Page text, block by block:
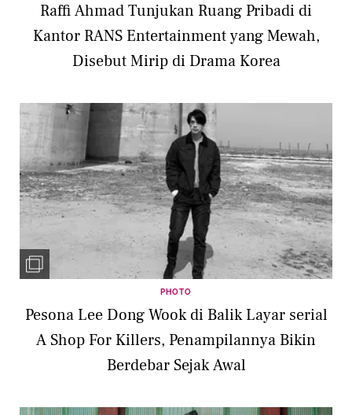
Raffi Ahmad Tunjukan Ruang Pribadi di
Kantor RANS Entertainment yang Mewah,
Disebut Mirip di Drama Korea
PHOTO
Pesona Lee Dong Wook di Balik Layar serial
A Shop For Killers, Penampilannya Bikin
Berdebar Sejak Awal